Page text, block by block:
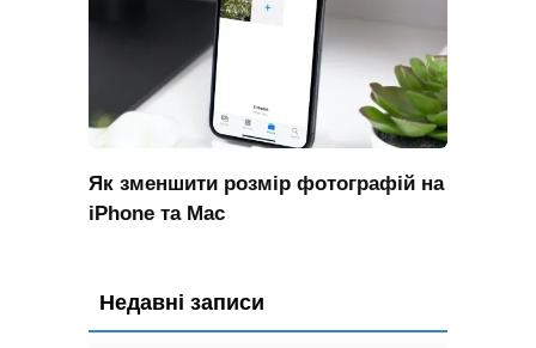
Як зменшити розмір фотографій на
iPhone та Mac
Недавні записи